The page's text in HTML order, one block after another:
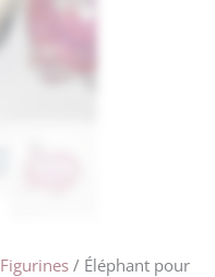
Figurines / Éléphant pour